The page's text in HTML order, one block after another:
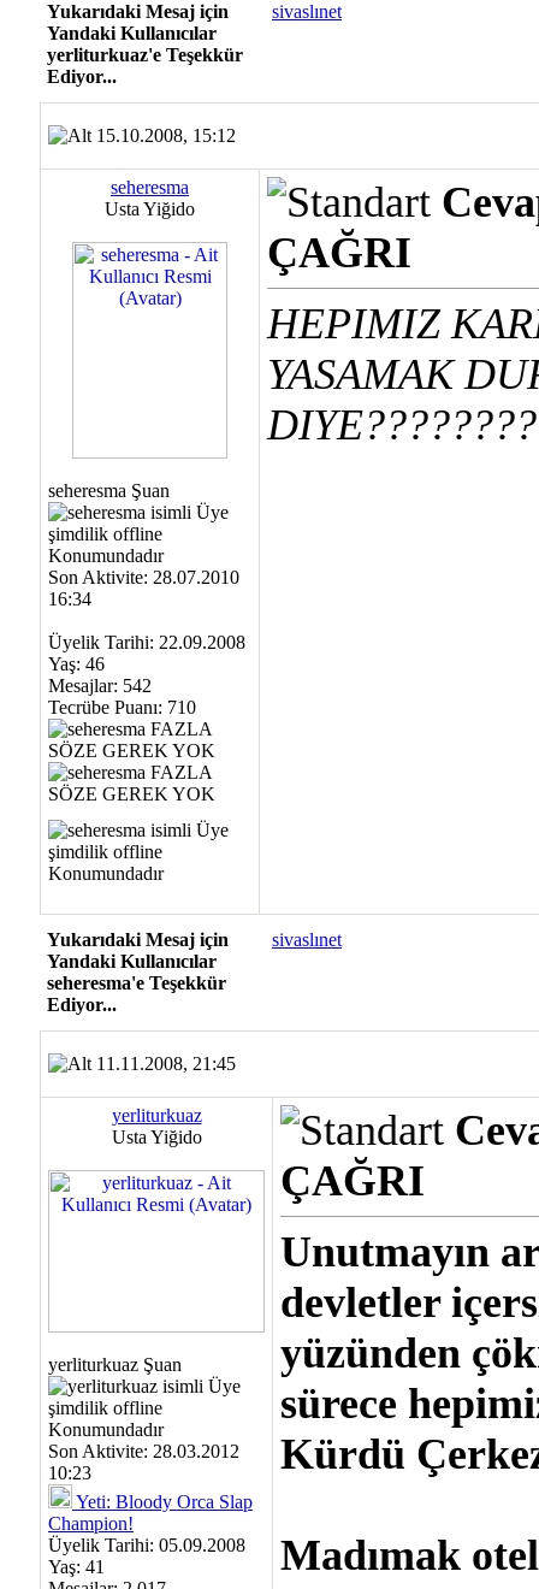
Yukarıdaki Mesaj için
Yandaki Kullanıcılar
yerliturkuaz'e Teşekkür
Ediyor...
sivaslınet
15.10.2008, 15:12
seheresma
Usta Yiğido
seheresma Şuan
Son Aktivite: 28.07.2010
16:34
Üyelik Tarihi: 22.09.2008
Yaş: 46
Mesajlar: 542
Tecrübe Puanı: 710
ÇAĞRI
HEPIMIZ
YASAMAK
Yukarıdaki Mesaj için
Yandaki Kullanıcılar
seheresma'e Teşekkür
Ediyor...
sivaslınet
11.11.2008, 21:45
yerliturkuaz
Usta Yiğido
yerliturkuaz Şuan
Son Aktivite: 28.03.2012
10:23
Yeti: Bloody Orca Slap
Champion!
Üyelik Tarihi: 05.09.2008
Yaş: 41
ÇAĞRI
Unutmayın
devletler
yüzünden
sürece
Kürdü
Madımak